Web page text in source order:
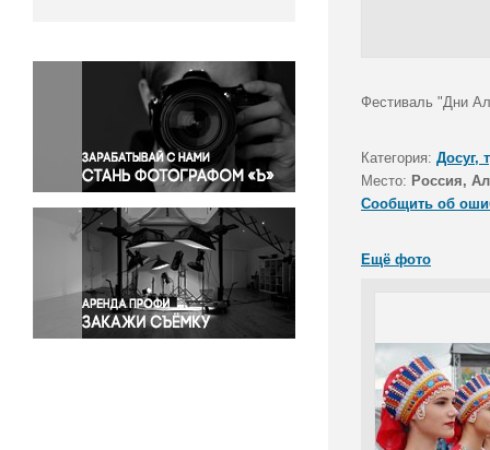
Окружающая среда
Политика
Правосудие
Происшествия и конфликты
Религия
Светская жизнь
Спорт
Экология
Экономика и бизнес
Фестиваль "Дни
Категория: Досуг,
Место: Россия,
Сообщить об
Ещё фото